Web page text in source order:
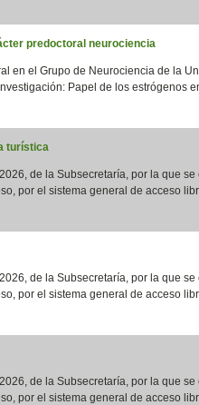
predoctoral neurociencia
en el Grupo de Neurociencia de la
Papel de los estrógenos
turística
de la Subsecretaría, por la que se
por el sistema general de acceso
de la Subsecretaría, por la que se
por el sistema general de acceso
de la Subsecretaría, por la que se
por el sistema general de acceso